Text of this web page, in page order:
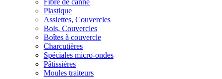
Fibre de canne
Plastique
Assiettes, Couvercles
Bols, Couvercles
Boîtes à couvercle
Charcutières
Spéciales micro-ondes
Pâtissières
Moules traiteurs